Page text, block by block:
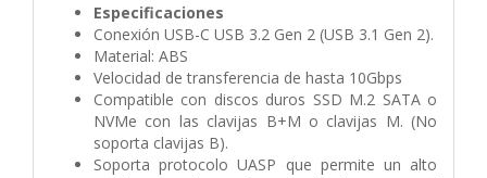
Especificaciones
Conexión USB-C USB 3.2 Gen 2 (USB 3.1 Gen 2).
Material: ABS
Velocidad de transferencia de hasta 10Gbps
Compatible con discos duros SSD M.2 SATA o
NVMe con las clavijas B+M o clavijas M. (No
soporta clavijas B).
Soporta protocolo UASP que permite un alto